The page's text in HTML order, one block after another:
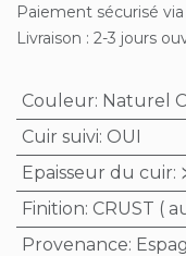
Paiement sécurisé
Livraison : 2-3 jours
Couleur: Naturel
Cuir suivi: OUI
Epaisseur du cuir:
Finition: CRUST (
Provenance: